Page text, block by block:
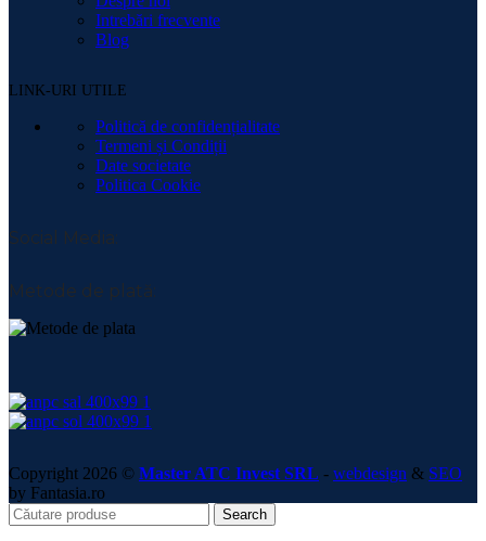
Intrebări frecvente
Blog
LINK-URI UTILE
Politică de confidențialitate
Termeni și Condiții
Date societate
Politica Cookie
Social Media:
Metode de plată:
Copyright 2026 © Master ATC Invest SRL - webdesign & SEO
by Fantasia.ro
Search